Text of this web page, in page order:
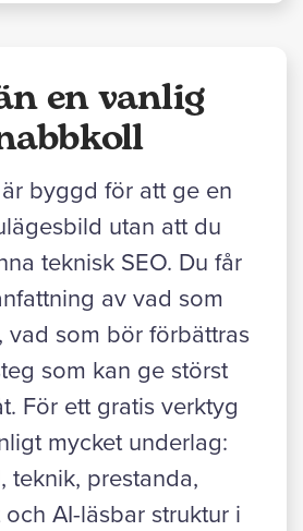
en vanlig
byggd för att ge en
utan att du
teknisk SEO. Du får
av vad som
vad som bör förbättras
som kan ge störst
För ett gratis verktyg
mycket underlag:
teknik, prestanda,
AI-läsbar struktur i